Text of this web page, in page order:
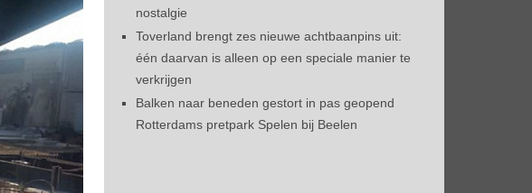
nostalgie
Toverland brengt zes nieuwe achtbaanpins uit:
één daarvan is alleen op een speciale manier te
verkrijgen
Balken naar beneden gestort in pas geopend
Rotterdams pretpark Spelen bij Beelen